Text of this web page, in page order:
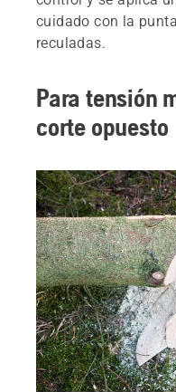
cuidado con la
reculadas.
Para tensión
corte opuesto